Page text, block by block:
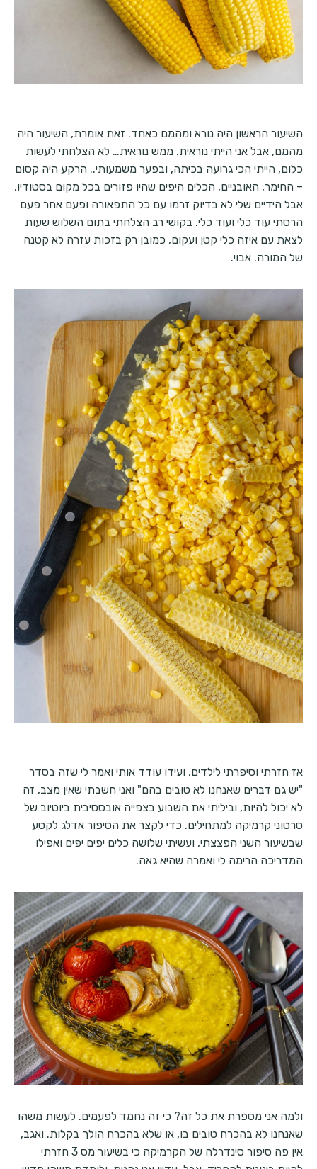
השיעור הראשון היה נורא ומהמם כאחד. זאת אומרת, השיעור היה
מהמם, אבל אני הייתי נוראית. ממש נוראית… לא הצלחתי לעשות
כלום, הייתי הכי גרועה בכיתה, ובפער משמעותי.. הרקע היה קסום
– החימר, האובניים, הכלים היפים שהיו פזורים בכל מקום בסטודיו,
אבל הידיים שלי לא בדיוק זרמו עם כל התפאורה ופעם אחר פעם
הרסתי עוד כלי ועוד כלי. בקושי רב הצלחתי בתום השלוש שעות
לצאת עם איזה כלי קטן ועקום, כמובן רק בזכות עזרה לא קטנה
של המורה. אבוי.
אז חזרתי וסיפרתי לילדים, ועידו עודד אותי ואמר לי שזה בסדר
"יש גם דברים שאנחנו לא טובים בהם" ואני חשבתי שאין מצב, זה
לא יכול להיות, וביליתי את השבוע בצפייה אובססיבית ביוטיוב של
סרטוני קרמיקה למתחילים. כדי לקצר את הסיפור אדלג לקטע
שבשיעור השני הפצצתי, ועשיתי שלושה כלים יפים יפים ואפילו
המדריכה הרימה לי ואמרה שהיא גאה.
ולמה אני מספרת את כל זה? כי זה נחמד לפעמים. לעשות משהו
שאנחנו לא בהכרח טובים בו, או שלא בהכרח הולך בקלות. ואגב,
אין פה סיפור סינדרלה של הקרמיקה כי בשיעור מס 3 חזרתי